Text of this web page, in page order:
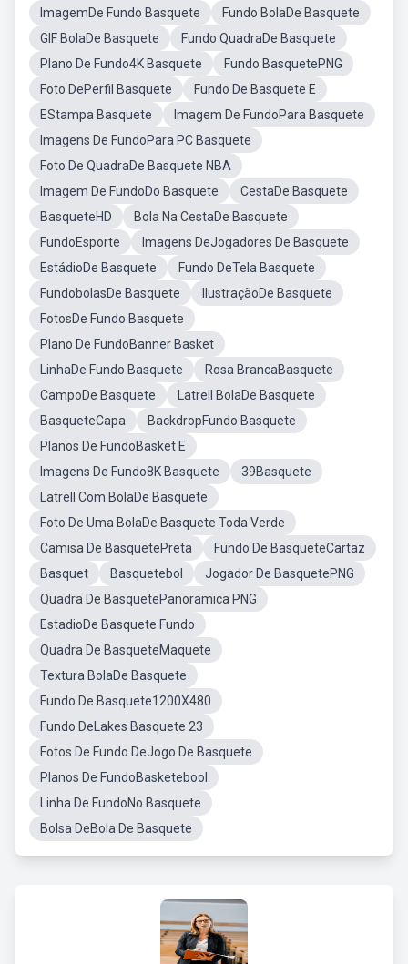
ImagemDe Fundo Basquete
Fundo BolaDe Basquete
GIF BolaDe Basquete
Fundo QuadraDe Basquete
Plano De Fundo4K Basquete
Fundo BasquetePNG
Foto DePerfil Basquete
Fundo De Basquete E
EStampa Basquete
Imagem De FundoPara Basquete
Imagens De FundoPara PC Basquete
Foto De QuadraDe Basquete NBA
Imagem De FundoDo Basquete
CestaDe Basquete
BasqueteHD
Bola Na CestaDe Basquete
FundoEsporte
Imagens DeJogadores De Basquete
EstádioDe Basquete
Fundo DeTela Basquete
FundobolasDe Basquete
IlustraçãoDe Basquete
FotosDe Fundo Basquete
Plano De FundoBanner Basket
LinhaDe Fundo Basquete
Rosa BrancaBasquete
CampoDe Basquete
Latrell BolaDe Basquete
BasqueteCapa
BackdropFundo Basquete
Planos De FundoBasket E
Imagens De Fundo8K Basquete
39Basquete
Latrell Com BolaDe Basquete
Foto De Uma BolaDe Basquete Toda Verde
Camisa De BasquetePreta
Fundo De BasqueteCartaz
Basquet
Basquetebol
Jogador De BasquetePNG
Quadra De BasquetePanoramica PNG
EstadioDe Basquete Fundo
Quadra De BasqueteMaquete
Textura BolaDe Basquete
Fundo De Basquete1200X480
Fundo DeLakes Basquete 23
Fotos De Fundo DeJogo De Basquete
Planos De FundoBasketebool
Linha De FundoNo Basquete
Bolsa DeBola De Basquete